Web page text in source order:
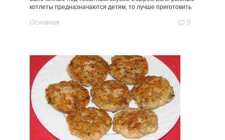
котлеты предназначаются детям, то лучше приготовить
Основная 0